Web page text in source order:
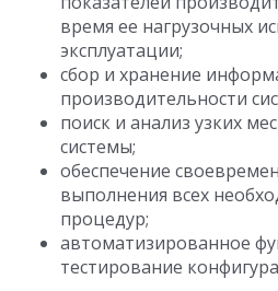
время ее нагрузочных
эксплуатации;
сбор и хранение
производительности
поиск и анализ узких
системы;
обеспечение
выполнения всех
процедур;
автоматизированное
тестирование